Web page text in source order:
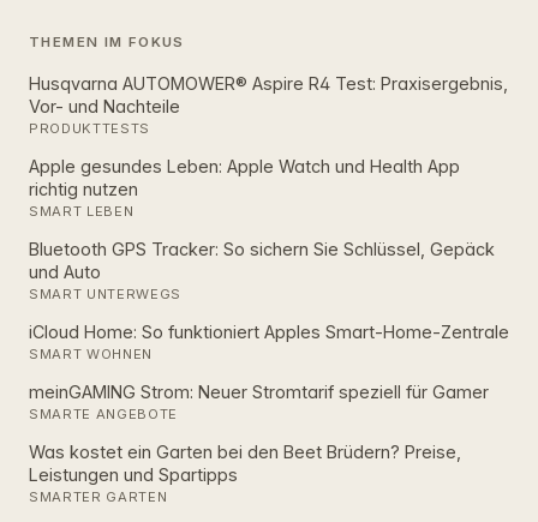
THEMEN IM FOKUS
Husqvarna AUTOMOWER® Aspire R4 Test: Praxisergebnis,
Vor- und Nachteile
PRODUKTTESTS
Apple gesundes Leben: Apple Watch und Health App
richtig nutzen
SMART LEBEN
Bluetooth GPS Tracker: So sichern Sie Schlüssel, Gepäck
und Auto
SMART UNTERWEGS
iCloud Home: So funktioniert Apples Smart‑Home‑Zentrale
SMART WOHNEN
meinGAMING Strom: Neuer Stromtarif speziell für Gamer
SMARTE ANGEBOTE
Was kostet ein Garten bei den Beet Brüdern? Preise,
Leistungen und Spartipps
SMARTER GARTEN